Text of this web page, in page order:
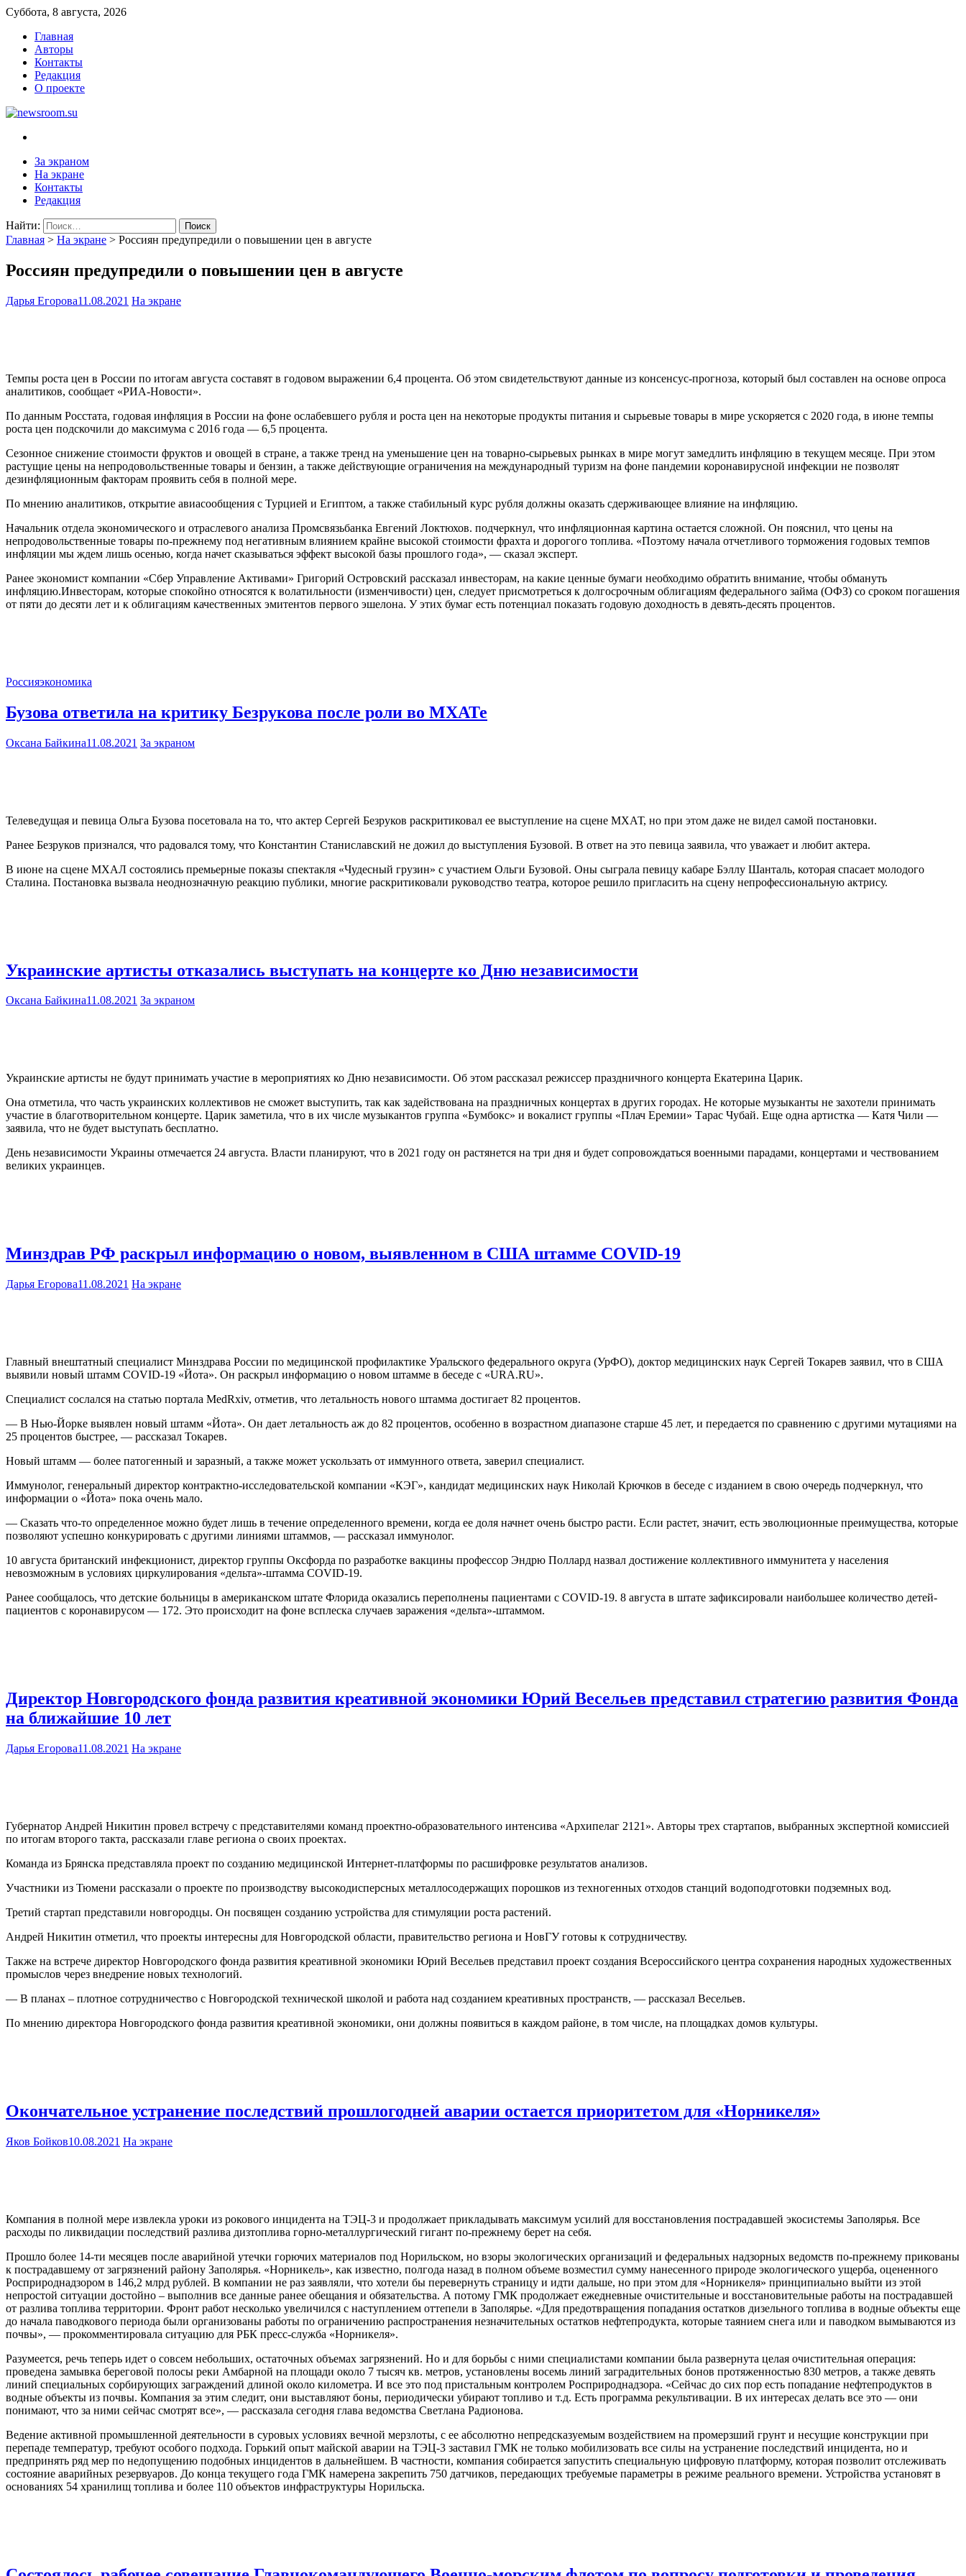
Суббота, 8 августа, 2026
Главная
Авторы
Контакты
Редакция
О проекте
newsroom.su
Новости о новостях
За экраном
На экране
Контакты
Редакция
Найти:
Главная > На экране > Россиян предупредили о повышении цен в августе
Россиян предупредили о повышении цен в августе
Дарья Егорова11.08.2021 На экране
Темпы роста цен в России по итогам августа составят в годовом выражении 6,4 процента. Об этом свидетельствуют данные из консенсус-прогноза, который был составлен на основе опроса
аналитиков, сообщает «РИА-Новости».
По данным Росстата, годовая инфляция в России на фоне ослабевшего рубля и роста цен на некоторые продукты питания и сырьевые товары в мире ускоряется с 2020 года, в июне темпы
роста цен подскочили до максимума с 2016 года — 6,5 процента.
Сезонное снижение стоимости фруктов и овощей в стране, а также тренд на уменьшение цен на товарно-сырьевых рынках в мире могут замедлить инфляцию в текущем месяце. При этом
растущие цены на непродовольственные товары и бензин, а также действующие ограничения на международный туризм на фоне пандемии коронавирусной инфекции не позволят
дезинфляционным факторам проявить себя в полной мере.
По мнению аналитиков, открытие авиасообщения с Турцией и Египтом, а также стабильный курс рубля должны оказать сдерживающее влияние на инфляцию.
Начальник отдела экономического и отраслевого анализа Промсвязьбанка Евгений Локтюхов. подчеркнул, что инфляционная картина остается сложной. Он пояснил, что цены на
непродовольственные товары по-прежнему под негативным влиянием крайне высокой стоимости фрахта и дорогого топлива. «Поэтому начала отчетливого торможения годовых темпов
инфляции мы ждем лишь осенью, когда начет сказываться эффект высокой базы прошлого года», — сказал эксперт.
Ранее экономист компании «Сбер Управление Активами» Григорий Островский рассказал инвесторам, на какие ценные бумаги необходимо обратить внимание, чтобы обмануть
инфляцию.Инвесторам, которые спокойно относятся к волатильности (изменчивости) цен, следует присмотреться к долгосрочным облигациям федерального займа (ОФЗ) со сроком погашения
от пяти до десяти лет и к облигациям качественных эмитентов первого эшелона. У этих бумаг есть потенциал показать годовую доходность в девять-десять процентов.
Россияэкономика
Бузова ответила на критику Безрукова после роли во МХАТе
Оксана Байкина11.08.2021 За экраном
Телеведущая и певица Ольга Бузова посетовала на то, что актер Сергей Безруков раскритиковал ее выступление на сцене МХАТ, но при этом даже не видел самой постановки.
Ранее Безруков признался, что радовался тому, что Константин Станиславский не дожил до выступления Бузовой. В ответ на это певица заявила, что уважает и любит актера.
В июне на сцене МХАЛ состоялись премьерные показы спектакля «Чудесный грузин» с участием Ольги Бузовой. Оны сыграла певицу кабаре Бэллу Шанталь, которая спасает молодого
Сталина. Постановка вызвала неоднозначную реакцию публики, многие раскритиковали руководство театра, которое решило пригласить на сцену непрофессиональную актрису.
Украинские артисты отказались выступать на концерте ко Дню независимости
Оксана Байкина11.08.2021 За экраном
Украинские артисты не будут принимать участие в мероприятиях ко Дню независимости. Об этом рассказал режиссер праздничного концерта Екатерина Царик.
Она отметила, что часть украинских коллективов не сможет выступить, так как задействована на праздничных концертах в других городах. Не которые музыканты не захотели принимать
участие в благотворительном концерте. Царик заметила, что в их числе музыкантов группа «Бумбокс» и вокалист группы «Плач Еремии» Тарас Чубай. Еще одна артистка — Катя Чили —
заявила, что не будет выступать бесплатно.
День независимости Украины отмечается 24 августа. Власти планируют, что в 2021 году он растянется на три дня и будет сопровождаться военными парадами, концертами и чествованием
великих украинцев.
Минздрав РФ раскрыл информацию о новом, выявленном в США штамме COVID-19
Дарья Егорова11.08.2021 На экране
Главный внештатный специалист Минздрава России по медицинской профилактике Уральского федерального округа (УрФО), доктор медицинских наук Сергей Токарев заявил, что в США
выявили новый штамм COVID-19 «Йота». Он раскрыл информацию о новом штамме в беседе с «URA.RU».
Специалист сослался на статью портала MedRxiv, отметив, что летальность нового штамма достигает 82 процентов.
— В Нью-Йорке выявлен новый штамм «Йота». Он дает летальность аж до 82 процентов, особенно в возрастном диапазоне старше 45 лет, и передается по сравнению с другими мутациями на
25 процентов быстрее, — рассказал Токарев.
Новый штамм — более патогенный и заразный, а также может ускользать от иммунного ответа, заверил специалист.
Иммунолог, генеральный директор контрактно-исследовательской компании «КЭГ», кандидат медицинских наук Николай Крючков в беседе с изданием в свою очередь подчеркнул, что
информации о «Йота» пока очень мало.
— Сказать что-то определенное можно будет лишь в течение определенного времени, когда ее доля начнет очень быстро расти. Если растет, значит, есть эволюционные преимущества, которые
позволяют успешно конкурировать с другими линиями штаммов, — рассказал иммунолог.
10 августа британский инфекционист, директор группы Оксфорда по разработке вакцины профессор Эндрю Поллард назвал достижение коллективного иммунитета у населения
невозможным в условиях циркулирования «дельта»-штамма COVID-19.
Ранее сообщалось, что детские больницы в американском штате Флорида оказались переполнены пациентами с COVID-19. 8 августа в штате зафиксировали наибольшее количество детей-
пациентов с коронавирусом — 172. Это происходит на фоне всплеска случаев заражения «дельта»-штаммом.
Директор Новгородского фонда развития креативной экономики Юрий Весельев представил стратегию развития Фонда
на ближайшие 10 лет
Дарья Егорова11.08.2021 На экране
Губернатор Андрей Никитин провел встречу с представителями команд проектно-образовательного интенсива «Архипелаг 2121». Авторы трех стартапов, выбранных экспертной комиссией
по итогам второго такта, рассказали главе региона о своих проектах.
Команда из Брянска представляла проект по созданию медицинской Интернет-платформы по расшифровке результатов анализов.
Участники из Тюмени рассказали о проекте по производству высокодисперсных металлосодержащих порошков из техногенных отходов станций водоподготовки подземных вод.
Третий стартап представили новгородцы. Он посвящен созданию устройства для стимуляции роста растений.
Андрей Никитин отметил, что проекты интересны для Новгородской области, правительство региона и НовГУ готовы к сотрудничеству.
Также на встрече директор Новгородского фонда развития креативной экономики Юрий Весельев представил проект создания Всероссийского центра сохранения народных художественных
промыслов через внедрение новых технологий.
— В планах – плотное сотрудничество с Новгородской технической школой и работа над созданием креативных пространств, — рассказал Весельев.
По мнению директора Новгородского фонда развития креативной экономики, они должны появиться в каждом районе, в том числе, на площадках домов культуры.
Окончательное устранение последствий прошлогодней аварии остается приоритетом для «Норникеля»
Яков Бойков10.08.2021 На экране
Компания в полной мере извлекла уроки из рокового инцидента на ТЭЦ-3 и продолжает прикладывать максимум усилий для восстановления пострадавшей экосистемы Заполярья. Все
расходы по ликвидации последствий разлива дизтоплива горно-металлургический гигант по-прежнему берет на себя.
Прошло более 14-ти месяцев после аварийной утечки горючих материалов под Норильском, но взоры экологических организаций и федеральных надзорных ведомств по-прежнему прикованы
к пострадавшему от загрязнений району Заполярья. «Норникель», как известно, полгода назад в полном объеме возместил сумму нанесенного природе экологического ущерба, оцененного
Росприроднадзором в 146,2 млрд рублей. В компании не раз заявляли, что хотели бы перевернуть страницу и идти дальше, но при этом для «Норникеля» принципиально выйти из этой
непростой ситуации достойно – выполнив все данные ранее обещания и обязательства. А потому ГМК продолжает ежедневные очистительные и восстановительные работы на пострадавшей
от разлива топлива территории. Фронт работ несколько увеличился с наступлением оттепели в Заполярье. «Для предотвращения попадания остатков дизельного топлива в водные объекты еще
до начала паводкового периода были организованы работы по ограничению распространения незначительных остатков нефтепродукта, которые таянием снега или и паводком вымываются из
почвы», — прокомментировала ситуацию для РБК пресс-служба «Норникеля».
Разумеется, речь теперь идет о совсем небольших, остаточных объемах загрязнений. Но и для борьбы с ними специалистами компании была развернута целая очистительная операция:
проведена замывка береговой полосы реки Амбарной на площади около 7 тысяч кв. метров, установлены восемь линий заградительных бонов протяженностью 830 метров, а также девять
линий специальных сорбирующих заграждений длиной около километра. И все это под пристальным контролем Росприроднадзора. «Сейчас до сих пор есть попадание нефтепродуктов в
водные объекты из почвы. Компания за этим следит, они выставляют боны, периодически убирают топливо и т.д. Есть программа рекультивации. В их интересах делать все это — они
понимают, что за ними сейчас смотрят все», — рассказала сегодня глава ведомства Светлана Радионова.
Ведение активной промышленной деятельности в суровых условиях вечной мерзлоты, с ее абсолютно непредсказуемым воздействием на промерзший грунт и несущие конструкции при
перепаде температур, требуют особого подхода. Горький опыт майской аварии на ТЭЦ-3 заставил ГМК не только мобилизовать все силы на устранение последствий инцидента, но и
предпринять ряд мер по недопущению подобных инцидентов в дальнейшем. В частности, компания собирается запустить специальную цифровую платформу, которая позволит отслеживать
состояние аварийных резервуаров. До конца текущего года ГМК намерена закрепить 750 датчиков, передающих требуемые параметры в режиме реального времени. Устройства установят в
основаниях 54 хранилищ топлива и более 110 объектов инфраструктуры Норильска.